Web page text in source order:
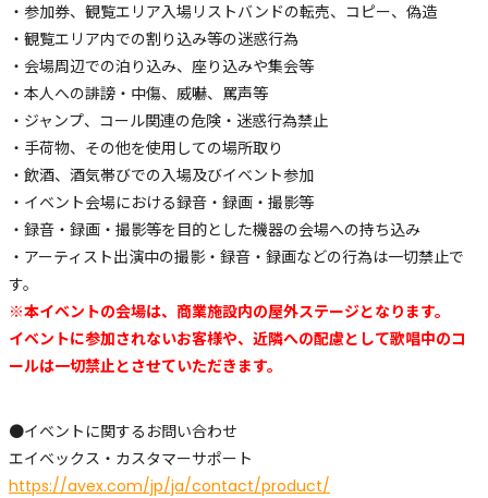
・参加券、観覧エリア入場リストバンドの転売、コピー、偽造
・観覧エリア内での割り込み等の迷惑行為
・会場周辺での泊り込み、座り込みや集会等
・本人への誹謗・中傷、威嚇、罵声等
・ジャンプ、コール関連の危険・迷惑行為禁止
・手荷物、その他を使用しての場所取り
・飲酒、酒気帯びでの入場及びイベント参加
・イベント会場における録音・録画・撮影等
・録音・録画・撮影等を目的とした機器の会場への持ち込み
・アーティスト出演中の撮影・録音・録画などの行為は一切禁止で
す。
※本イベントの会場は、商業施設内の屋外ステージとなります。
イベントに参加されないお客様や、近隣への配慮として歌唱中のコ
ールは一切禁止とさせていただきます。
●イベントに関するお問い合わせ
エイベックス・カスタマーサポート
https://avex.com/jp/ja/contact/product/